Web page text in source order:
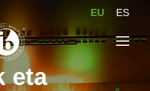
EU ES
eta